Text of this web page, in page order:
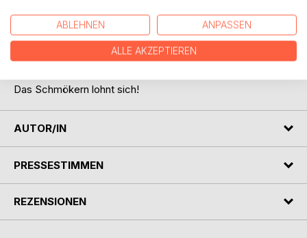
So unterschiedlich und einzigartig wie die Schüler, die
dieses Buch im Rahmen einer Schreibwerkstatt im
Deutschunterricht verfasst haben, so faszinierend
Das Schmökern lohnt sich!
AUTOR/IN
PRESSESTIMMEN
REZENSIONEN
ABLEHNEN ANPASSEN
ALLE AKZEPTIEREN